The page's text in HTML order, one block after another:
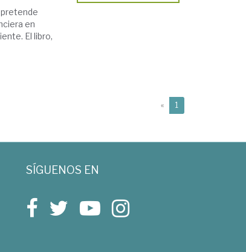
en
El libro,
« 1
SÍGUENOS EN